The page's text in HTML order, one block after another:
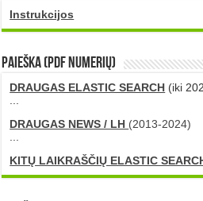
Instrukcijos
PAIEŠKA (PDF numerių)
DRAUGAS ELASTIC SEARCH (iki
...
DRAUGAS NEWS / LH (2013-2024)
...
KITŲ LAIKRAŠČIŲ ELASTIC